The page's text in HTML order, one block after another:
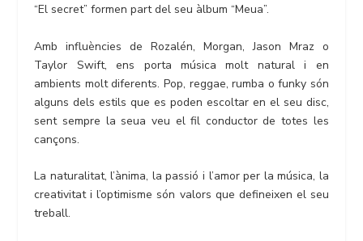
“El secret” formen part del seu àlbum “Meua”.
Amb influències de Rozalén, Morgan, Jason Mraz o
Taylor Swift, ens porta música molt natural i en
ambients molt diferents. Pop, reggae, rumba o funky són
alguns dels estils que es poden escoltar en el seu disc,
sent sempre la seua veu el fil conductor de totes les
cançons.
La naturalitat, l’ànima, la passió i l’amor per la música, la
creativitat i l’optimisme són valors que defineixen el seu
treball.